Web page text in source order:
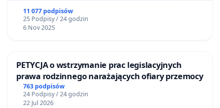
11 077 podpisów
25 Podpisy / 24 godzin
6 Nov 2025
PETYCJA o wstrzymanie prac legislacyjnych
prawa rodzinnego narażających ofiary przemocy
763 podpisów
24 Podpisy / 24 godzin
22 Jul 2026